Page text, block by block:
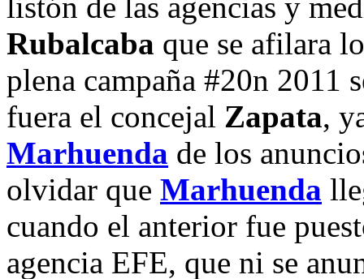
listón de las agencias y
Rubalcaba que se afilara
plena campaña #20n 2011
fuera el concejal Zapata,
Marhuenda de los
olvidar que Marhuenda
cuando el anterior fue
agencia EFE, que ni se